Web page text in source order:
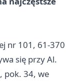
nr 101, 61-370
się przy Al.
pok. 34, we